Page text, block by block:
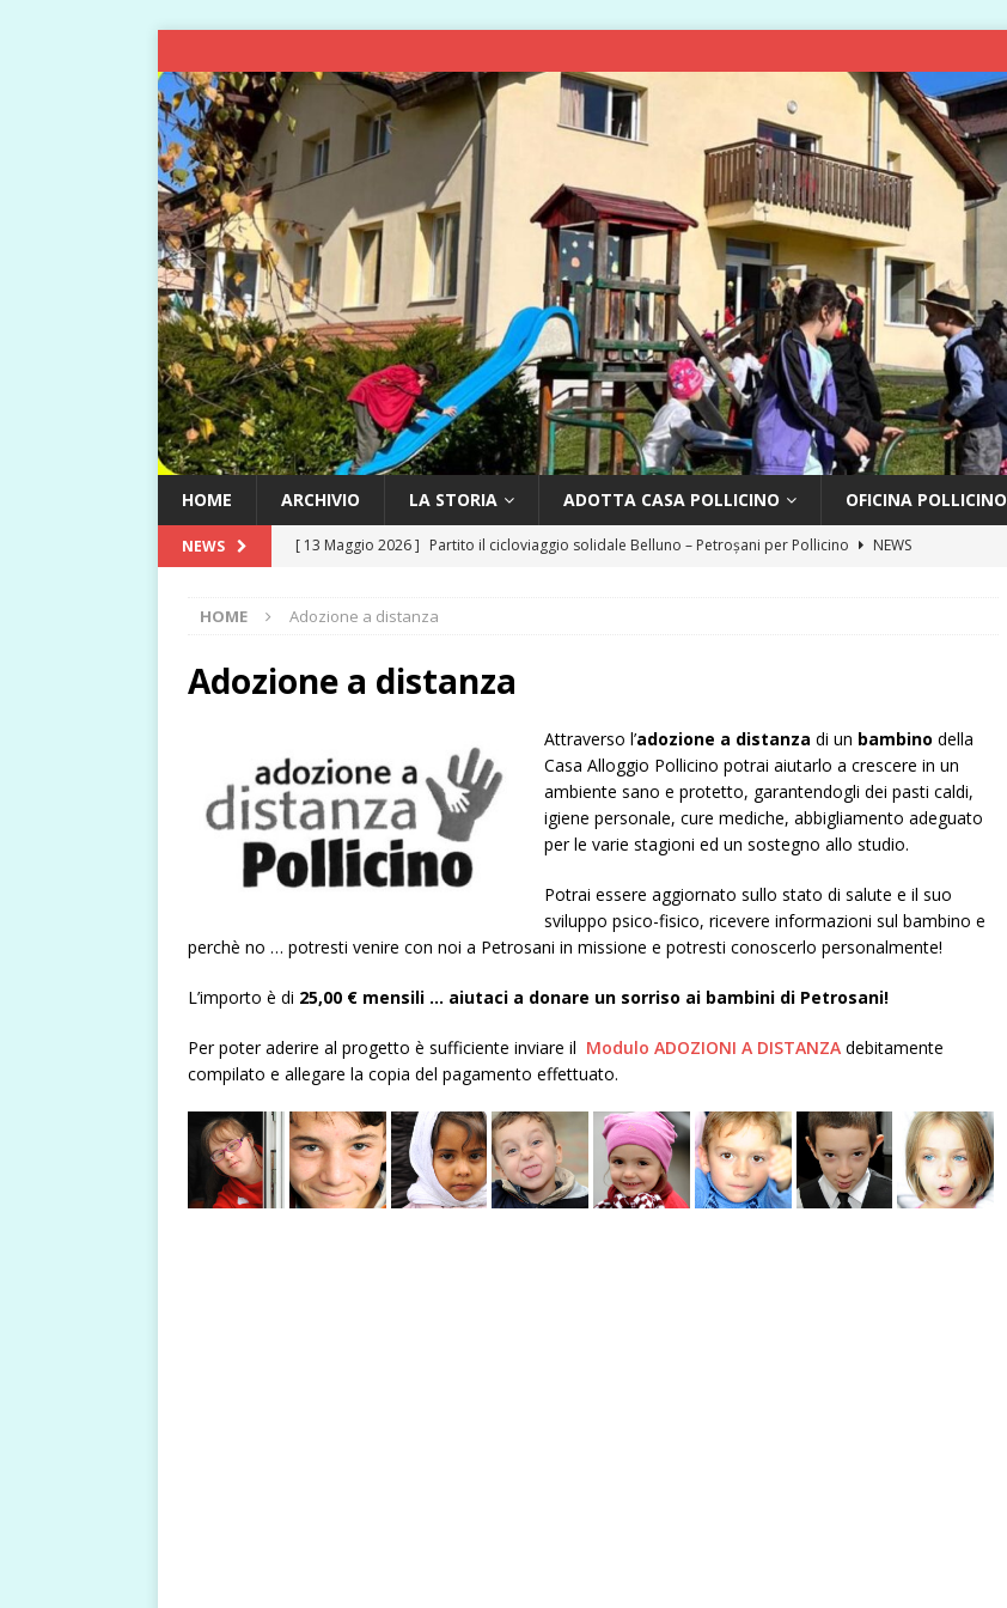
HOME ARCHIVIO LA STORIA ADOTTA CASA POLLICINO OFICINA POLLICINO
NEWS [ 13 Maggio 2026 ] Partito il cicloviaggio solidale Belluno – Petroșani per Pollicino
NEWS
[ 29 Aprile 2026 ] Belluno – Petroșani per Pollicino: 1.324 km di solidarietà in bicicletta per i bambini
di Casa Pollicino
NEWS
Verso il futuro insieme: l’Assemblea 2026 dell’Associazione Pollicino
EVENTI
[ 9 Febbraio 2026 ] Le sfide 2026 dell’Associazione Pollicino
NEWS
[ 25 Dicembre 2025 ]
Buon Natale dall’Associazione Pollicino
NEWS
[ 23 Dicembre 2025 ]
Anche quest’anno il grande cuore di Cà Gioiosa abbraccia Casa Pollicino
[ 22 Dicembre 2025 ] Dicembre a Casa Pollicino: Un Mese ricco di Emozioni
CASA POLLICINO
[ 25 Maggio 2026 ]
Wave Party 2026: tre giorni di festa, musica e divertimento a Belluno
HOME Adozione a distanza
Adozione a distanza
Attraverso l’adozione a distanza di un bambino della
Casa Alloggio Pollicino potrai aiutarlo a crescere in un
ambiente sano e protetto, garantendogli dei pasti caldi,
igiene personale, cure mediche, abbigliamento adeguato
per le varie stagioni ed un sostegno allo studio.
Potrai essere aggiornato sullo stato di salute e il suo
sviluppo psico-fisico, ricevere informazioni sul bambino e
perchè no … potresti venire con noi a Petrosani in missione e potresti conoscerlo personalmente!
L’importo è di 25,00 € mensili … aiutaci a donare un sorriso ai bambini di Petrosani!
Per poter aderire al progetto è sufficiente inviare il Modulo ADOZIONI A DISTANZA debitamente
compilato e allegare la copia del pagamento effettuato.